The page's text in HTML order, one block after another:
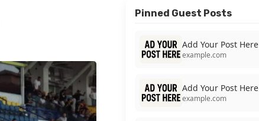
Pinned Guest Posts
Add Your Post Here
example.com
Add Your Post Here
example.com